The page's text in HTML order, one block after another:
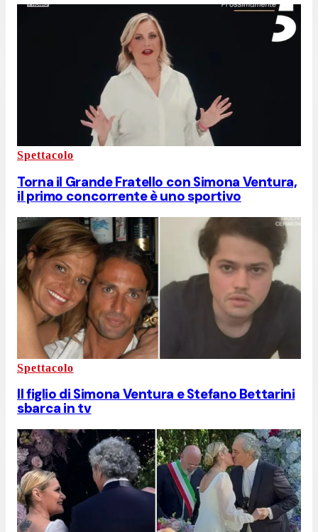
Spettacolo
Torna il Grande Fratello con Simona Ventura,
il primo concorrente è uno sportivo
Spettacolo
Il figlio di Simona Ventura e Stefano Bettarini
sbarca in tv